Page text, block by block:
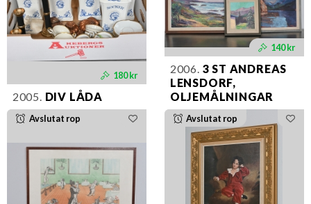
180 kr
2005. DIV LÅDA
140 kr
2006. 3 ST ANDREAS
LENSDORF,
OLJEMÅLNINGAR
Avslutat rop Avslutat rop